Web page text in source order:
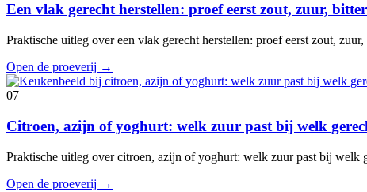
Een vlak gerecht herstellen: proef eerst zout, zuur,
Praktische uitleg over een vlak gerecht herstellen: proef eerst zout,
Open de proeverij →
07
Citroen, azijn of yoghurt: welk zuur past bij welk
Praktische uitleg over citroen, azijn of yoghurt: welk zuur past bij welk
Open de proeverij →